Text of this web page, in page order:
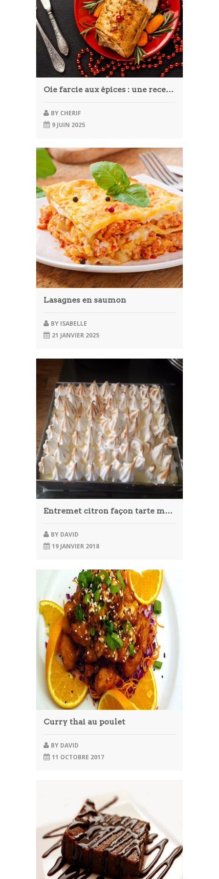
Article
Aliments
Europe
Contact
Oie farcie aux épices : une recette festive et généreuse pour les repas de fin d’année
BY CHERIF
9 JUIN 2025
Lasagnes en saumon
BY ISABELLE
21 JANVIER 2025
Entremet citron façon tarte meringuée
BY DAVID
19 JANVIER 2018
Curry thai au poulet
BY DAVID
11 OCTOBRE 2017